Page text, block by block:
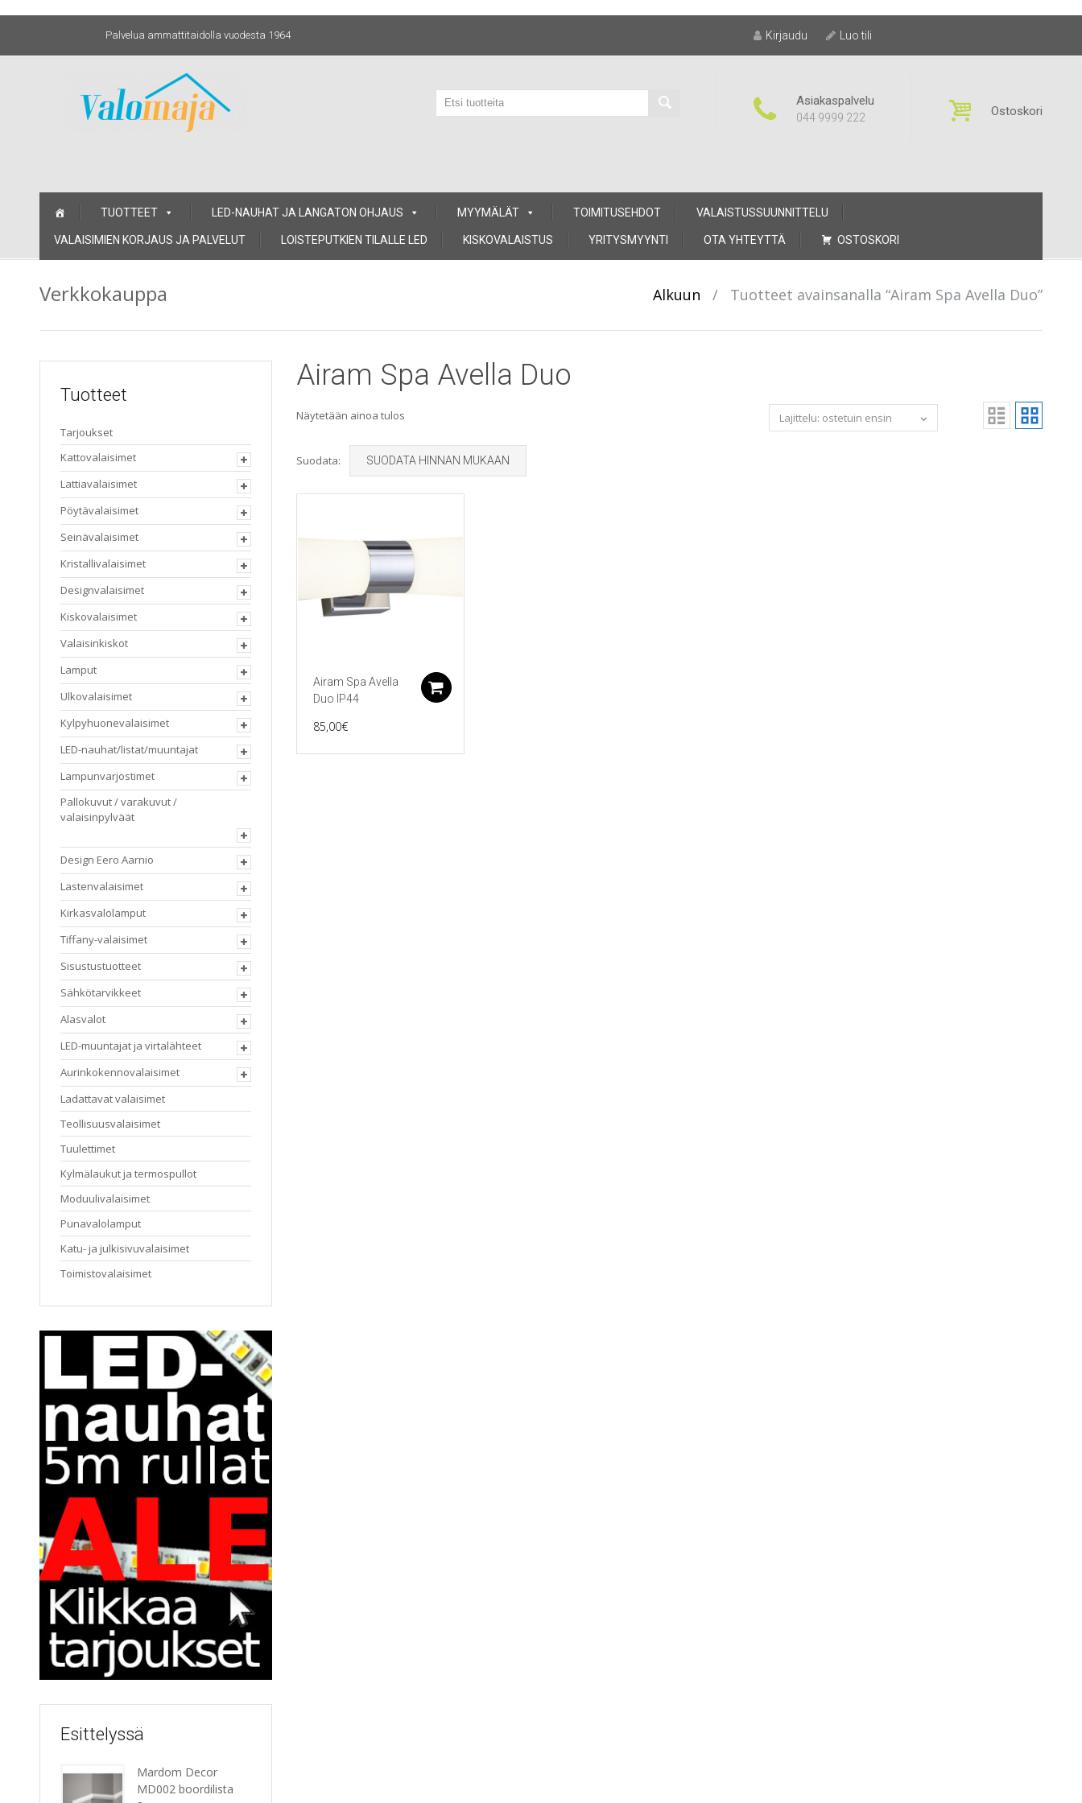
Palvelua ammattitaidolla vuodesta 1964 Kirjaudu Luo tili
Asiakaspalvelu
044 9999 222 Ostoskori
TUOTTEET LED-NAUHAT JA LANGATON OHJAUS MYYMÄLÄT TOIMITUSEHDOT VALAISTUSSUUNNITTELU
VALAISIMIEN KORJAUS JA PALVELUT LOISTEPUTKIEN TILALLE LED KISKOVALAISTUS YRITYSMYYNTI OTA YHTEYTTÄ OSTOSKORI
Verkkokauppa Alkuun / Tuotteet avainsanalla “Airam Spa Avella Duo”
Airam Spa Avella Duo
Näytetään ainoa tulos
Suodata: SUODATA HINNAN MUKAAN
Airam Spa Avella
Duo IP44
85,00€
Tuotteet
Tarjoukset
Kattovalaisimet
Lattiavalaisimet
Pöytävalaisimet
Seinävalaisimet
Kristallivalaisimet
Designvalaisimet
Kiskovalaisimet
Valaisinkiskot
Lamput
Ulkovalaisimet
Kylpyhuonevalaisimet
LED-nauhat/listat/muuntajat
Lampunvarjostimet
Pallokuvut / varakuvut /
valaisinpylväät
Design Eero Aarnio
Lastenvalaisimet
Kirkasvalolamput
Tiffany-valaisimet
Sisustustuotteet
Sähkötarvikkeet
Alasvalot
LED-muuntajat ja virtalähteet
Aurinkokennovalaisimet
Ladattavat valaisimet
Teollisuusvalaisimet
Tuulettimet
Kylmälaukut ja termospullot
Moduulivalaisimet
Punavalolamput
Katu- ja julkisivuvalaisimet
Toimistovalaisimet
Esittelyssä
Mardom Decor
MD002 boordilista